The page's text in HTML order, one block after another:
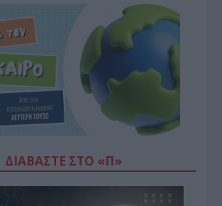
ΔΙΑΒΆΣΤΕ ΣΤΟ «Π»